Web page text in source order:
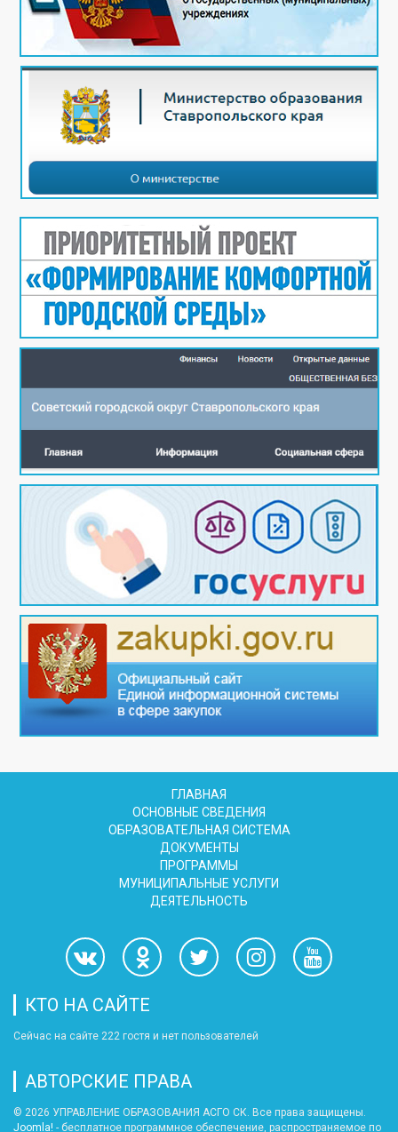
ГЛАВНАЯ
ОСНОВНЫЕ СВЕДЕНИЯ
ОБРАЗОВАТЕЛЬНАЯ СИСТЕМА
ДОКУМЕНТЫ
ПРОГРАММЫ
МУНИЦИПАЛЬНЫЕ УСЛУГИ
ДЕЯТЕЛЬНОСТЬ
КТО НА САЙТЕ
Сейчас на сайте 222 гостя и нет пользователей
АВТОРСКИЕ ПРАВА
© 2026 УПРАВЛЕНИЕ ОБРАЗОВАНИЯ АСГО СК. Все права защищены.
Joomla! - бесплатное программное обеспечение, распространяемое по